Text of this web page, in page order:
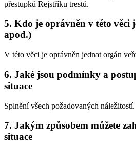
přestupků Rejstříku trestů.
5. Kdo je oprávněn v této věci
apod.)
V této věci je oprávněn jednat orgán
6. Jaké jsou podmínky a
situace
Splnění všech požadovaných náležitostí.
7. Jakým způsobem můžete
situace